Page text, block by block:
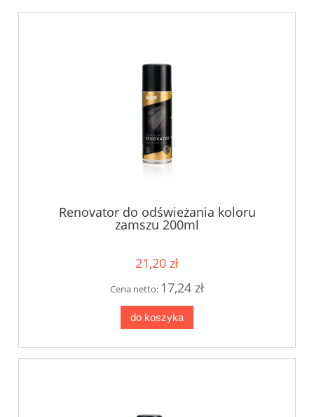
Renovator do odświeżania koloru
zamszu 200ml
21,20 zł
Cena netto: 17,24 zł
do koszyka